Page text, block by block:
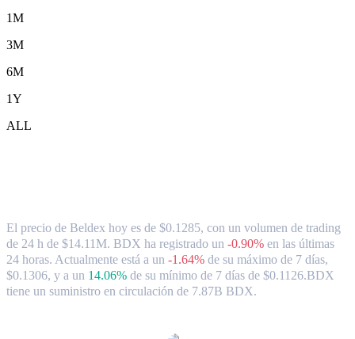
1M
3M
6M
1Y
ALL
El precio de Beldex hoy es de $0.1285, con un volumen de trading
de 24 h de $14.11M. BDX ha registrado un -0.90% en las últimas
24 horas. Actualmente está a un -1.64% de su máximo de 7 días,
$0.1306, y a un 14.06% de su mínimo de 7 días de $0.1126.BDX
tiene un suministro en circulación de 7.87B BDX.